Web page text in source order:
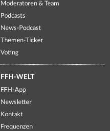
Moderatoren & Team
Podcasts
News-Podcast
Themen-Ticker
Voting
FFH-WELT
FFH-App
Newsletter
Kontakt
Frequenzen